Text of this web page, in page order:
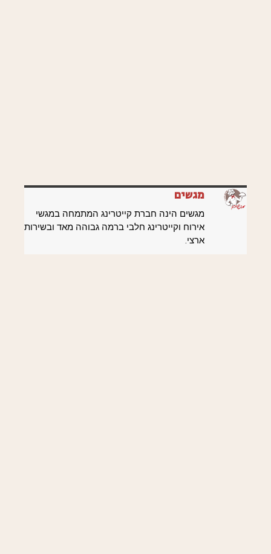
מגשים
מגשים הינה חברת קייטרינג המתמחה במגשי
אירוח וקייטרינג חלבי ברמה גבוהה מאד ובשירות
ארצי.